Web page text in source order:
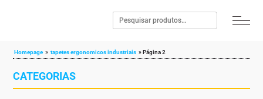
Homepage » tapetes ergonomicos industriais »Página 2
CATEGORIAS